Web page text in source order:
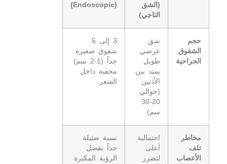
(الشق
التاجي)
(Endoscopic)
حجم
الشقوق
الجراحية
شق
عرضي
طويل
يمتد بين
الأذنين
(حوالي
20-30
سم).
3 إلى 5
شقوق صغيرة
جداً (1-2 سم)
مخفية داخل
الشعر.
مخاطر
تلف
الأعصاب
احتمالية
أعلى
لتضرر
نسبة ضئيلة
جداً بفضل
الرؤية المكبرة